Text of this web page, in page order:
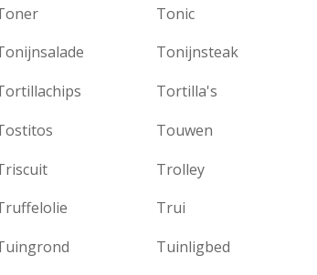
Tonic
Tonijnsteak
Tortilla's
Touwen
Trolley
Trui
Tuinligbed